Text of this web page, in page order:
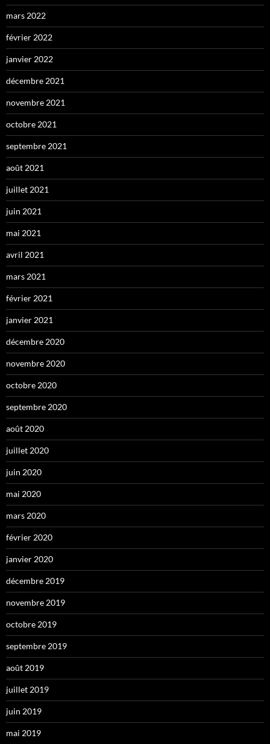
mars 2022
février 2022
janvier 2022
décembre 2021
novembre 2021
octobre 2021
septembre 2021
août 2021
juillet 2021
juin 2021
mai 2021
avril 2021
mars 2021
février 2021
janvier 2021
décembre 2020
novembre 2020
octobre 2020
septembre 2020
août 2020
juillet 2020
juin 2020
mai 2020
mars 2020
février 2020
janvier 2020
décembre 2019
novembre 2019
octobre 2019
septembre 2019
août 2019
juillet 2019
juin 2019
mai 2019